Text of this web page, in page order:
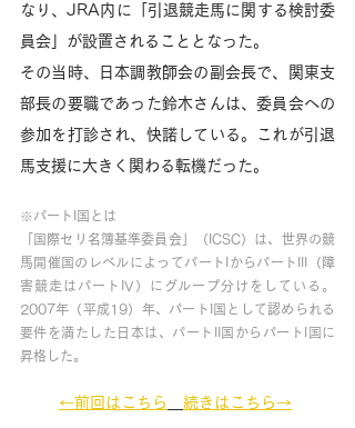
なり、JRA内に「引退競走馬に関する検討委
員会」が設置されることとなった。
その当時、日本調教師会の副会長で、関東支
部長の要職であった鈴木さんは、委員会への
参加を打診され、快諾している。これが引退
馬支援に大きく関わる転機だった。
※パートI国とは
「国際セリ名簿基準委員会」（ICSC）は、世界の競
馬開催国のレベルによってパートIからパートIII（障
害競走はパートIV）にグループ分けをしている。
2007年（平成19）年、パートI国として認められる
要件を満たした日本は、パートII国からパートI国に
昇格した。
←前回はこちら 続きはこちら→